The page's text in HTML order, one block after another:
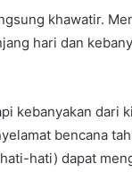
khawatir.
hari dan
kebanyakan dari
bencana
hati) dapat